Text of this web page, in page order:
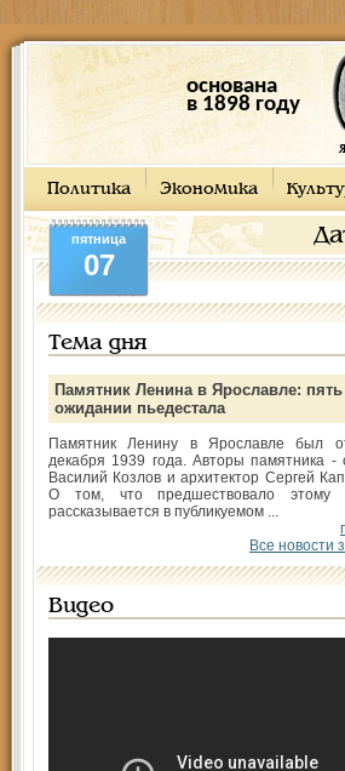
основана
в 1898 году
Политика Экономика
пятница
07
Тема дня
Памятник Ленина в Ярославле: пять
ожидании пьедестала
Памятник Ленину в Ярославле был
декабря 1939 года. Авторы памятника -
Василий Козлов и архитектор Сергей
О том, что предшествовало этому
рассказывается в публикуемом ...
Все новости
Видео